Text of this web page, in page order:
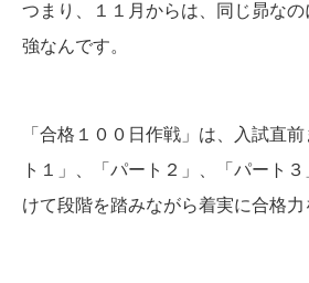
つまり、１１月からは、同じ昴な
強なんです。
「合格１００日作戦」は、入試直
ト１」、「パート２」、「パート
けて段階を踏みながら着実に合格力